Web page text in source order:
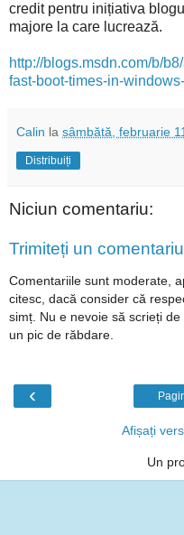
credit pentru inițiativa
majore la care lucrează.
http://blogs.msdn.com/b/
fast-boot-times-in-
Calin la sâmbătă, februarie
Distribuiți
Niciun comentariu:
Trimiteți un comentariu
Comentariile sunt moderate,
citesc, dacă consider că
simț. Nu e nevoie să scrieți
un pic de răbdare.
‹
Afișați
Un